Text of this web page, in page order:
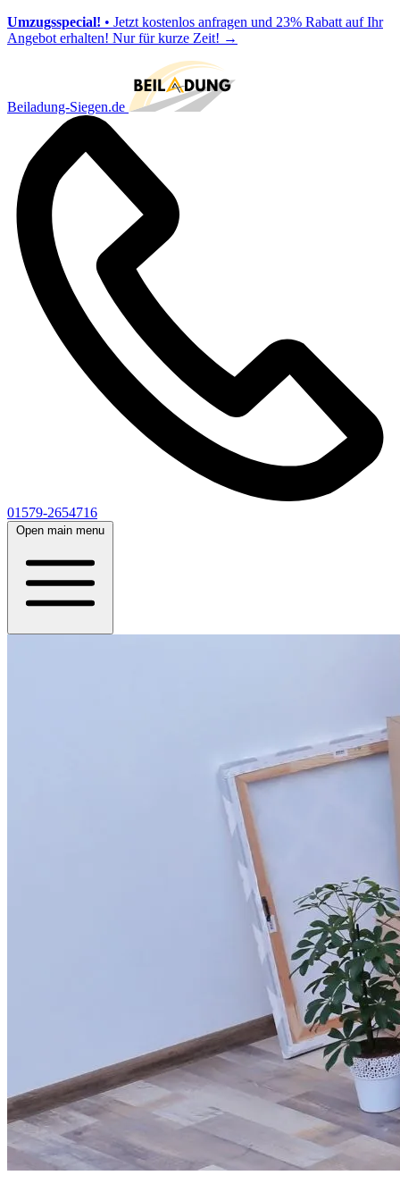
Umzugsspecial! • Jetzt kostenlos anfragen und 23% Rabatt auf Ihr
Angebot erhalten! Nur für kurze Zeit! →
Beiladung-Siegen.de
01579-2654716
Open main menu